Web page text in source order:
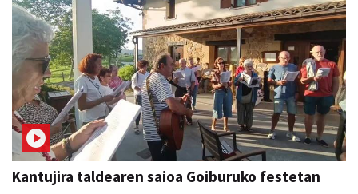
Kantujira taldearen saioa Goiburuko festetan